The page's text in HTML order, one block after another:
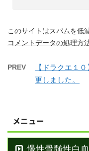
このサイトはスパムを低
コメントデータの処理方
PREV
【ドラクエ１
更しました。
メニュー
慢性骨髄性白